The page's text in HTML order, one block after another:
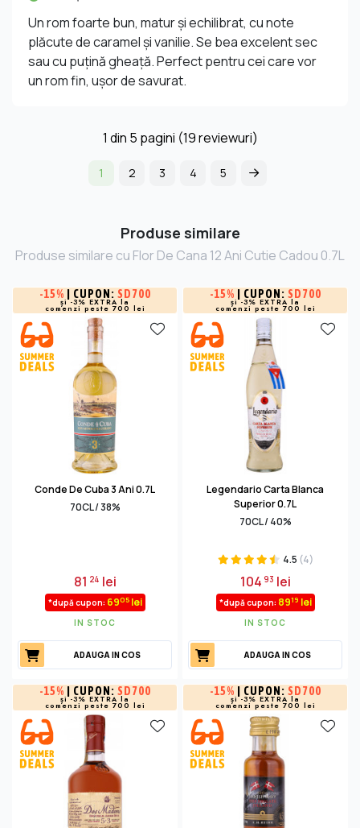
Un rom foarte bun, matur și echilibrat, cu note
plăcute de caramel și vanilie. Se bea excelent sec
sau cu puțină gheață. Perfect pentru cei care vor
un rom fin, ușor de savurat.
1 din 5 pagini (19 reviewuri)
1 2 3 4 5
Produse similare
Produse similare cu Flor De Cana 12 Ani Cutie Cadou 0.7L
-15% | CUPON: SD700
și -3% EXTRA la
comenzi peste 700 lei
Conde De Cuba 3 Ani 0.7L
70CL / 38%
81 24 lei
*după cupon: 6905lei
IN STOC
ADAUGA IN COS
-15% | CUPON: SD700
și -3% EXTRA la
comenzi peste 700 lei
Legendario Carta Blanca
Superior 0.7L
70CL / 40%
4.5 (4)
10493 lei
*după cupon: 8919 lei
IN STOC
ADAUGA IN COS
-15% | CUPON: SD700
și -3% EXTRA la
comenzi peste 700 lei
-15% | CUPON: SD700
și -3% EXTRA la
comenzi peste 700 lei